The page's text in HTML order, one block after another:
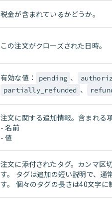
税金が含まれているかどうか。
この注文がクローズされた日時。
有効な値： pending 、
partially_refunded 、
注文に関する追加情報。含まれる
- 名前
- 値
注文に添付されたタグ。カンマ区
す。 タグは追加の短い説明で、通
す。 個々のタグの長さは40文字に